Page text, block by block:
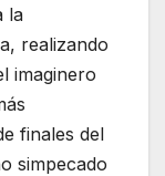
la
realizando
imaginero
finales del
simpecado